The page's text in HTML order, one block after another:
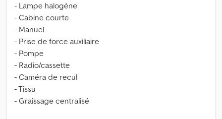
- Lampe halogène
- Cabine courte
- Manuel
- Prise de force auxiliaire
- Pompe
- Radio/cassette
- Caméra de recul
- Tissu
- Graissage centralisé